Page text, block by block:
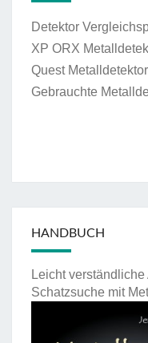
Detektor
XP ORX
Quest
Gebrauchte
HANDBUCH
Leicht
Schatzsuche mit